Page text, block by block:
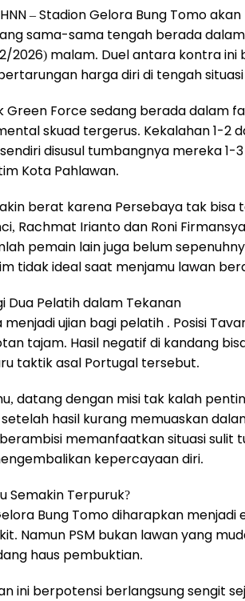
HNN – Stadion Gelora Bung Tomo
sama-sama tengah berada
2/2026) malam. Duel antara kontra
harga diri di tengah
Green Force sedang berada dalam
skuad tergerus. Kekalahan 1-2
disusul tumbangnya mereka
Kota Pahlawan.
berat karena Persebaya tak bisa
Rachmat Irianto dan Roni
pemain lain juga belum
tidak ideal saat menjamu lawan
Dua Pelatih dalam Tekanan
menjadi ujian bagi pelatih . Posisi
tajam. Hasil negatif di kandang
taktik asal Portugal tersebut.
datang dengan misi tak kalah
hasil kurang memuaskan
berambisi memanfaatkan situasi sulit
kepercayaan diri.
Semakin Terpuruk?
Bung Tomo diharapkan
Namun PSM bukan lawan yang
haus pembuktian.
ini berpotensi berlangsung sengit